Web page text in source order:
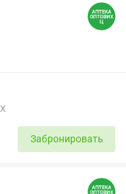
Забронировать